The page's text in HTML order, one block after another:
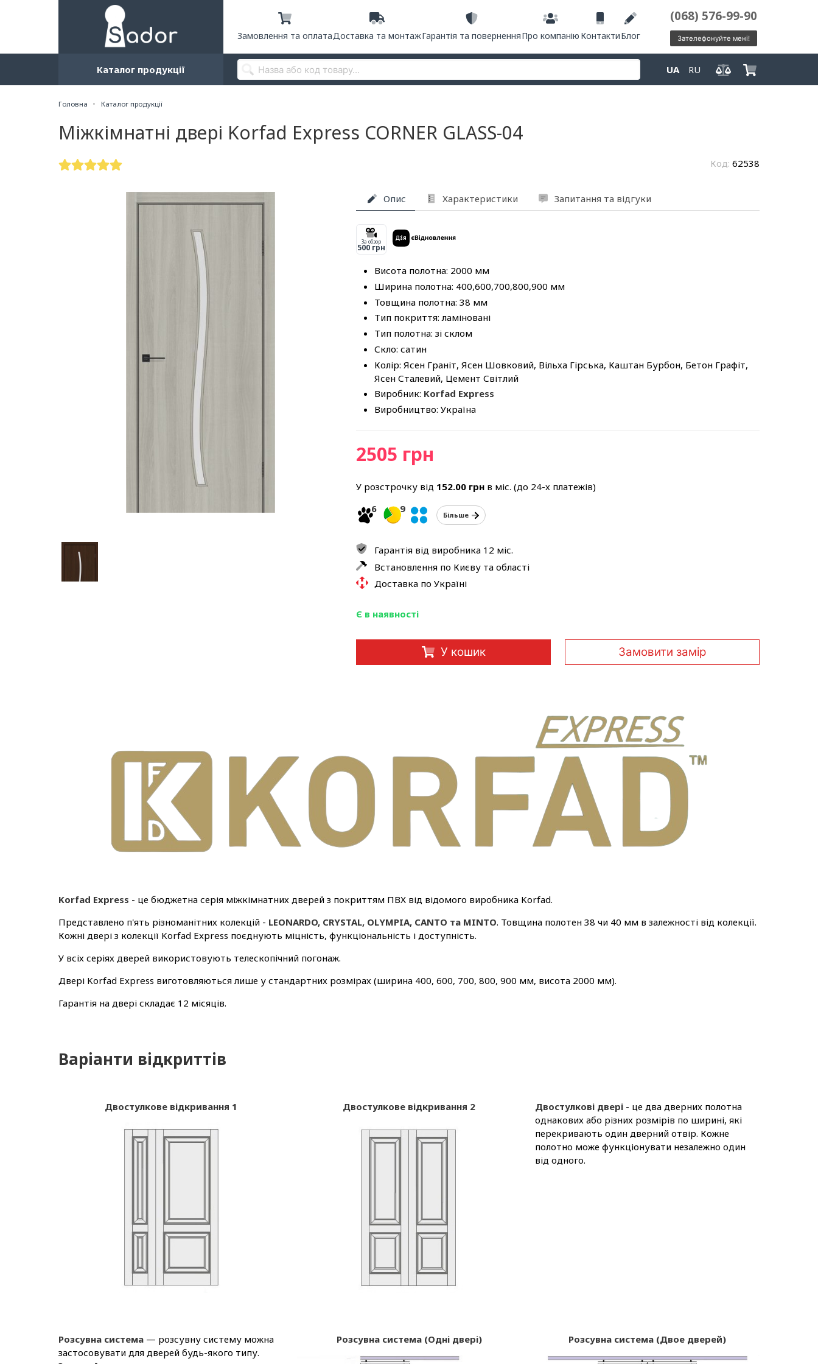
Замовлення та оплатаДоставка та монтажГарантія та поверненняПро компанію КонтактиБлог
(068) 576-99-90
Зателефонуйте мені!
Каталог продукції UA RU
Головна Каталог продукції
Міжкімнатні двері Korfad Express CORNER GLASS-04
Код: 62538
Опис Характеристики Запитання та відгуки
За обзор
500 грн
Висота полотна: 2000 мм
Ширина полотна: 400,600,700,800,900 мм
Товщина полотна: 38 мм
Тип покриття: ламіновані
Тип полотна: зі склом
Скло: сатин
Колір: Ясен Граніт, Ясен Шовковий, Вільха Гірська, Каштан Бурбон, Бетон Графіт,
Ясен Сталевий, Цемент Світлий
Виробник: Korfad Express
Виробництво: Україна
2505 грн
У розстрочку від 152.00 грн в міс. (до 24-х платежів)
6
9
Більше
Гарантія від виробника 12 міс.
Встановлення по Києву та області
Доставка по Україні
Є в наявності
У кошик Замовити замір
Korfad Express - це бюджетна серія міжкімнатних дверей з покриттям ПВХ від відомого виробника Korfad.
Представлено п'ять різноманітних колекцій - LEONARDO, CRYSTAL, OLYMPIA, CANTO та MINTO. Товщина полотен 38 чи 40 мм в залежності від колекції.
Кожні двері з колекції Korfad Express поєднують міцність, функціональність і доступність.
У всіх серіях дверей використовують телескопічний погонаж.
Двері Korfad Express виготовляються лише у стандартних розмірах (ширина 400, 600, 700, 800, 900 мм, висота 2000 мм).
Гарантія на двері складає 12 місяців.
Варіанти відкриттів
Двостулкове відкривання 1 Двостулкове відкривання 2 Двостулкові двері - це два дверних полотна
однакових або різних розмірів по ширині, які
перекривають один дверний отвір. Кожне
полотно може функціонувати незалежно один
від одного.
Розсувна система — розсувну систему можна
застосовувати для дверей будь-якого типу.
Розсувна система (Одні двері) Розсувна система (Двое дверей)